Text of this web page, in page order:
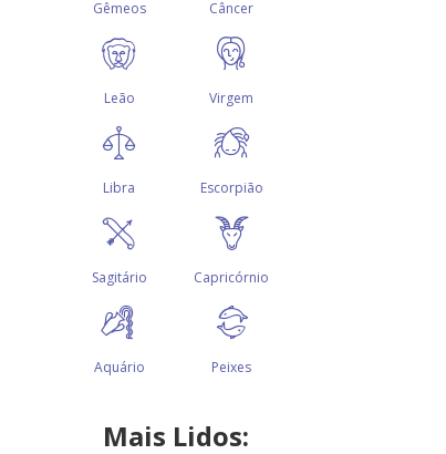
Mais Lidos: